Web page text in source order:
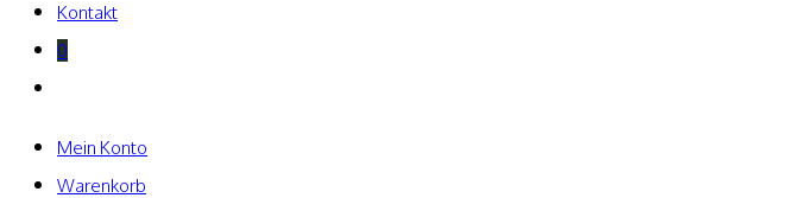
Kontakt
0
umschalten
Mein Konto
Warenkorb